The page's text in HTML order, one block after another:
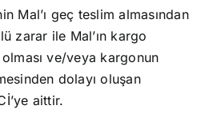
Mal’ı geç teslim almasından
zarar ile Mal’ın kargo
ve/veya kargonun
dolayı oluşan
aittir.